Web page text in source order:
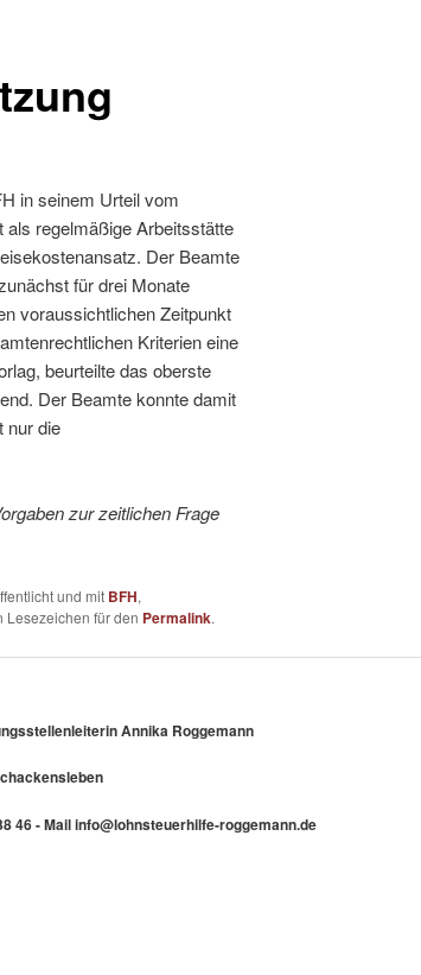
in seinem Urteil vom
als regelmäßige Arbeitsstätte
Der Beamte
für drei Monate
voraussichtlichen Zeitpunkt
Kriterien eine
beurteilte das oberste
Der Beamte konnte damit
nur die
zur zeitlichen Frage
und mit BFH,
für den Permalink.
Annika Roggemann
46 - Mail info@lohnsteuerhilfe-roggemann.de